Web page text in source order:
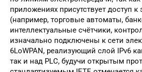
приложениях присутствует доступ к
(например, торговые автоматы,
интеллектуальные счётчики,
изначально подключены к сети
6LoWPAN, реализующий слой IPv6
так и над PLC, будучи открытым